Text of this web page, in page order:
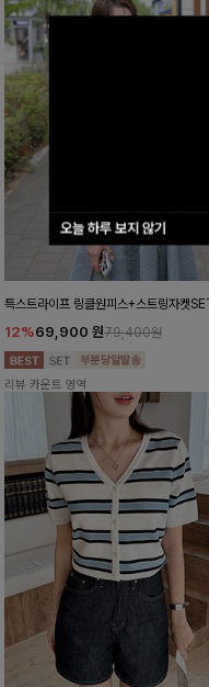
오늘 하루 보지 않기
특스트라이프 링클원피스+스트링자켓
12%69,900 원79,400원
리뷰 카운트 영역